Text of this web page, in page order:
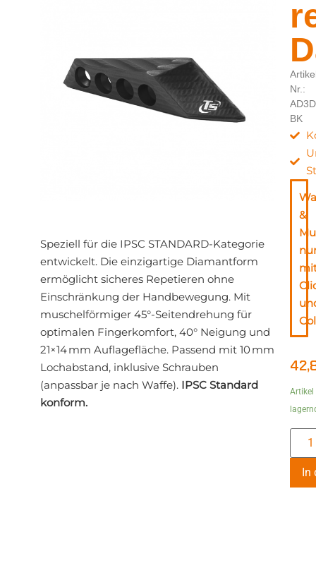
Speziell für die IPSC STANDARD-Kategorie
entwickelt. Die einzigartige Diamantform
ermöglicht sicheres Repetieren ohne
Einschränkung der Handbewegung. Mit
muschelförmiger 45°-Seitendrehung für
optimalen Fingerkomfort, 40° Neigung und
21×14 mm Auflagefläche. Passend mit 10 mm
Lochabstand, inklusive Schrauben
(anpassbar je nach Waffe). IPSC Standard
konform.
Nr.:
BK
&
Artikel